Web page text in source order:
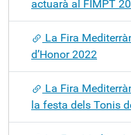
actuarà al FIMPT
La Fira
d’Honor 2022
La Fira
la festa dels Tonis